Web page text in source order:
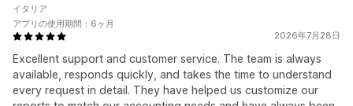
2026年7月28日
Excellent support and customer service. The team is always
available, responds quickly, and takes the time to understand
every request in detail. They have helped us customize our
イタリア
アプリの使用期間：6ヶ月